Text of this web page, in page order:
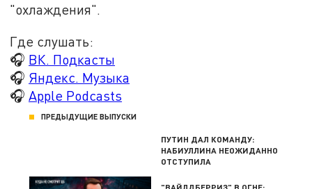
"охлаждения".
Где слушать:
🎧 ВК. Подкасты
🎧 Яндекс. Музыка
🎧 Apple Podcasts
ПРЕДЫДУЩИЕ ВЫПУСКИ
ПУТИН ДАЛ КОМАНДУ:
НАБИУЛЛИНА НЕОЖИДАННО
ОТСТУПИЛА